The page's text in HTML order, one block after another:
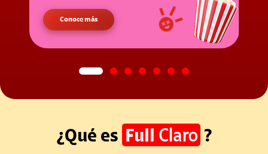
Conoce más
¿Qué es Full Claro ?